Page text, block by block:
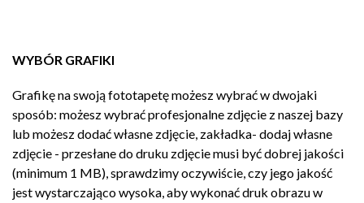
WYBÓR GRAFIKI
Grafikę na swoją fototapetę możesz wybrać w dwojaki
sposób: możesz wybrać profesjonalne zdjęcie z naszej bazy
lub możesz dodać własne zdjęcie, zakładka- dodaj własne
zdjęcie - przesłane do druku zdjęcie musi być dobrej jakości
(minimum 1 MB), sprawdzimy oczywiście, czy jego jakość
jest wystarczająco wysoka, aby wykonać druk obrazu w